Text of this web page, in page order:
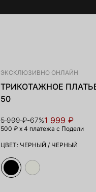
ЭКСКЛЮЗИВНО ОНЛАЙН
ТРИКОТАЖНОЕ
50
5 999 ₽-67%1 999 ₽
500 ₽ x 4 платежа с Подели
ЦВЕТ: ЧЕРНЫЙ / ЧЕРНЫЙ